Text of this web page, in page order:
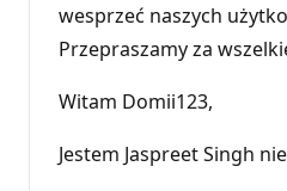
wesprzeć naszych
Przepraszamy za
Witam Domii123,
Jestem Jaspreet Singh